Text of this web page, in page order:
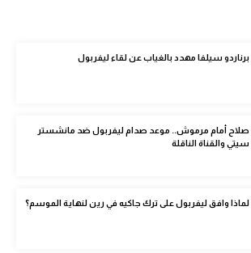
برناردو سيلفا مهدد بالغياب عن لقاء ليفربول
صلاح أمام مرموش.. موعد صدام ليفربول ضد مانشستر
سيتي والقناة الناقلة
لماذا وافق ليفربول على ترك جاكيه في رين لنهاية الموسم؟